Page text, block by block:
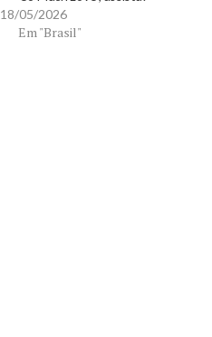
18/05/2026
Em "Brasil"